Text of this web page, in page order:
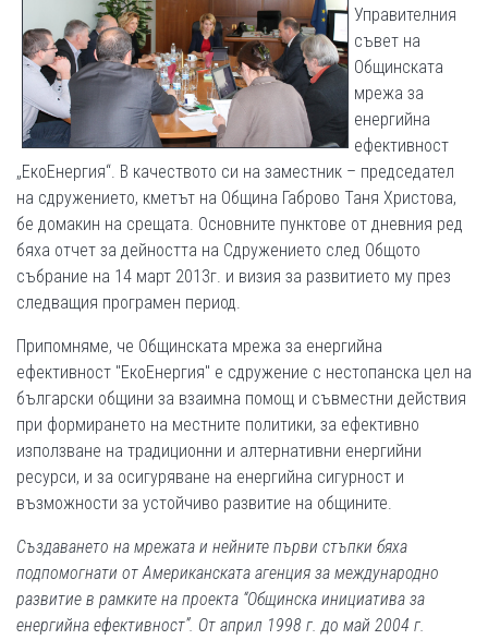
Управителния
съвет на
Общинската
мрежа за
енергийна
ефективност
„ЕкоЕнергия“. В качеството си на заместник – председател
на сдружението, кметът на Община Габрово Таня Христова,
бе домакин на срещата. Основните пунктове от дневния ред
бяха отчет за дейността на Сдружението след Общото
събрание на 14 март 2013г. и визия за развитието му през
следващия програмен период.
Припомняме, че Общинската мрежа за енергийна
ефективност "ЕкоЕнергия" е сдружение с нестопанска цел на
български общини за взаимна помощ и съвместни действия
при формирането на местните политики, за ефективно
използване на традиционни и алтернативни енергийни
ресурси, и за осигуряване на енергийна сигурност и
възможности за устойчиво развитие на общините.
Създаването на мрежата и нейните първи стъпки бяха
подпомогнати от Американската агенция за международно
развитие в рамките на проекта “Общинска инициатива за
енергийна ефективност”. От април 1998 г. до май 2004 г.